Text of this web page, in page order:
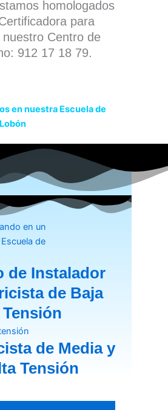
homologados
para
Centro de
912 17 18 79.
en nuestra Escuela de
de Instalador
de Baja
Tensión
de Media y
Tensión